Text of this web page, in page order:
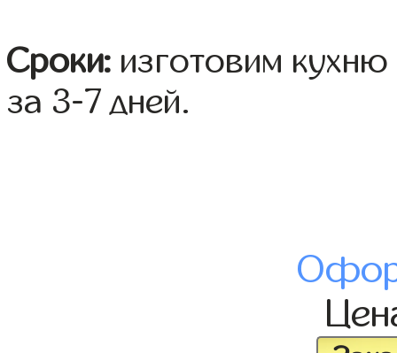
Сроки: изготовим
за 3-7 дней.